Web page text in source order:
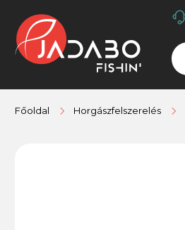
Főoldal Horgászfelszerelés